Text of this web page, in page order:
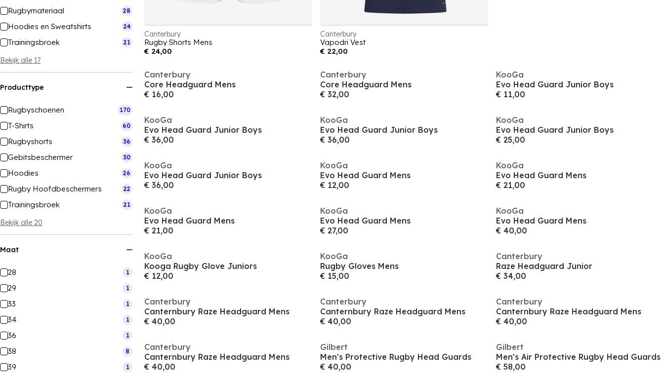
Rugbymateriaal 28
Hoodies en Sweatshirts 24
Trainingsbroek 21
Bekijk alle 17
Producttype
Rugbyschoenen 170
T-Shirts 60
Rugbyshorts 36
Gebitsbeschermer 30
Hoodies 26
Rugby Hoofdbeschermers 22
Trainingsbroek 21
Bekijk alle 20
Maat
28 1
29 1
33 1
34 1
36 1
38 8
39 1
Canterbury
Rugby Shorts Mens
€ 24,00
Canterbury
Vapodri Vest
€ 22,00
Canterbury
Core Headguard Mens
€ 16,00
Canterbury
Core Headguard Mens
€ 32,00
KooGa
Evo Head Guard Junior Boys
€ 11,00
KooGa
Evo Head Guard Junior Boys
€ 36,00
KooGa
Evo Head Guard Junior Boys
€ 36,00
KooGa
Evo Head Guard Junior Boys
€ 25,00
KooGa
Evo Head Guard Junior Boys
€ 36,00
KooGa
Evo Head Guard Mens
€ 12,00
KooGa
Evo Head Guard Mens
€ 21,00
KooGa
Evo Head Guard Mens
€ 21,00
KooGa
Evo Head Guard Mens
€ 27,00
KooGa
Evo Head Guard Mens
€ 40,00
KooGa
Kooga Rugby Glove Juniors
€ 12,00
KooGa
Rugby Gloves Mens
€ 15,00
Canterbury
Raze Headguard Junior
€ 34,00
Canterbury
Canternbury Raze Headguard Mens
€ 40,00
Canterbury
Canternbury Raze Headguard Mens
€ 40,00
Canterbury
Canternbury Raze Headguard Mens
€ 40,00
Canterbury
Canternbury Raze Headguard Mens
€ 40,00
Gilbert
Men's Protective Rugby Head Guards
€ 40,00
Gilbert
Men's Air Protective Rugby Head Guards
€ 58,00